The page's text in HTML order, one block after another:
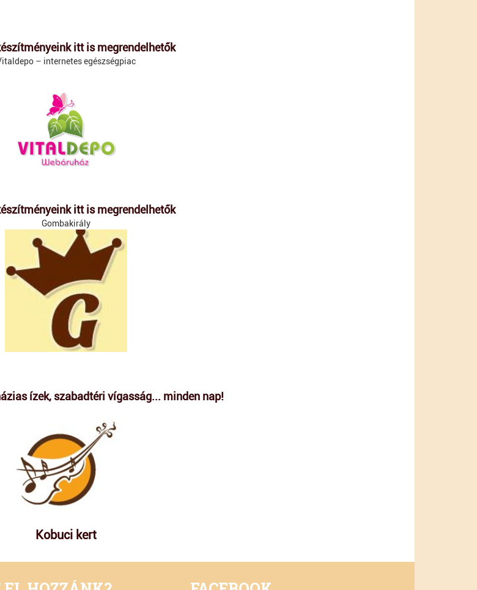
itt is megrendelhetők
– internetes egészségpiac
itt is megrendelhetők
Gombakirály
ízek, szabadtéri vígasság... minden nap!
Kobuci kert